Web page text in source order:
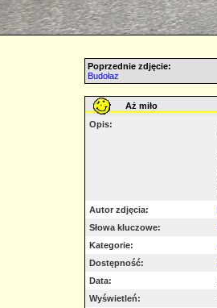
Poprzednie zdjęcie:
Budołaz
Aż miło
Opis:
Autor zdjęcia:
Słowa kluczowe:
Kategorie:
Dostępność:
Data:
Wyświetleń: